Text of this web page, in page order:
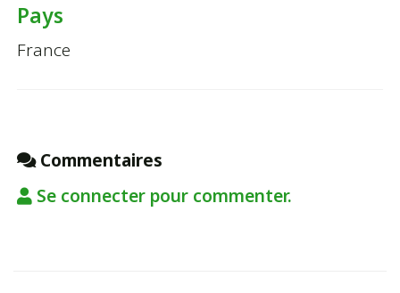
Pays
France
Commentaires
Se connecter pour commenter.